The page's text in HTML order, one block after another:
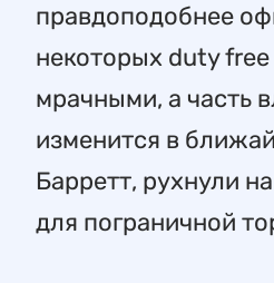
правдоподобнее
некоторых duty
мрачными, а часть
изменится в
Барретт, рухнули
для пограничной